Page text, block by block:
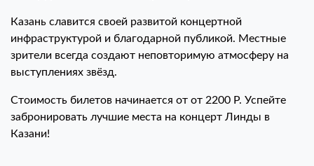
Казань славится своей развитой концертной
инфраструктурой и благодарной публикой. Местные
зрители всегда создают неповторимую атмосферу на
выступлениях звёзд.
Стоимость билетов начинается от от 2200 Р. Успейте
забронировать лучшие места на концерт Линды в
Казани!